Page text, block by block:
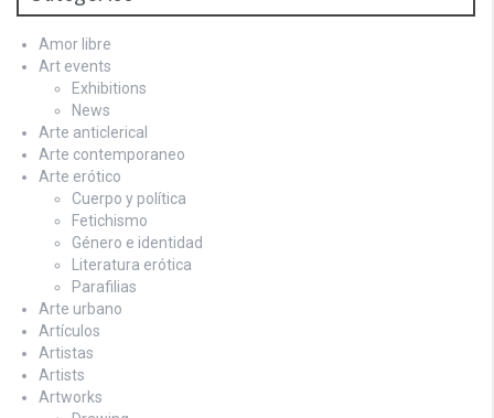
Amor libre
Art events
Exhibitions
News
Arte anticlerical
Arte contemporaneo
Arte erótico
Cuerpo y política
Fetichismo
Género e identidad
Literatura erótica
Parafilias
Arte urbano
Artículos
Artistas
Artists
Artworks